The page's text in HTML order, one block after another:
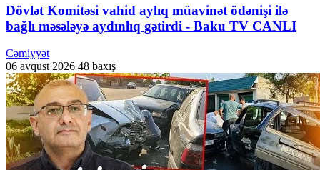
Dövlət Komitəsi vahid aylıq müavinət ödənişi ilə
bağlı məsələyə aydınlıq gətirdi - Baku TV CANLI
Cəmiyyət
06 avqust 2026 48 baxış